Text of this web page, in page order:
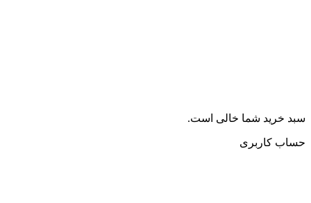
سبد خرید شما خالی است.
حساب کاربری